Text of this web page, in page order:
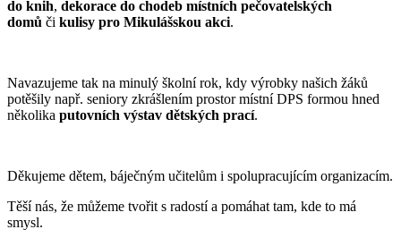
do knih, dekorace do chodeb místních pečovatelských
domů či kulisy pro Mikulášskou akci.
Navazujeme tak na minulý školní rok, kdy výrobky našich žáků
potěšily např. seniory zkrášlením prostor místní DPS formou hned
několika putovních výstav dětských prací.
Děkujeme dětem, báječným učitelům i spolupracujícím organizacím.
Těší nás, že můžeme tvořit s radostí a pomáhat tam, kde to má
smysl.